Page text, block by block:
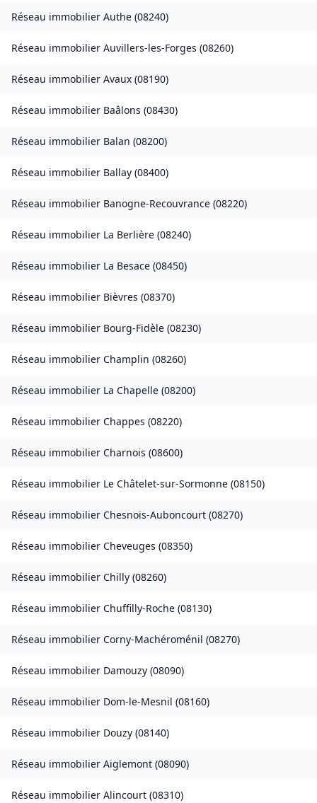
Réseau immobilier Authe (08240)
Réseau immobilier Auvillers-les-Forges (08260)
Réseau immobilier Avaux (08190)
Réseau immobilier Baâlons (08430)
Réseau immobilier Balan (08200)
Réseau immobilier Ballay (08400)
Réseau immobilier Banogne-Recouvrance (08220)
Réseau immobilier La Berlière (08240)
Réseau immobilier La Besace (08450)
Réseau immobilier Bièvres (08370)
Réseau immobilier Bourg-Fidèle (08230)
Réseau immobilier Champlin (08260)
Réseau immobilier La Chapelle (08200)
Réseau immobilier Chappes (08220)
Réseau immobilier Charnois (08600)
Réseau immobilier Le Châtelet-sur-Sormonne (08150)
Réseau immobilier Chesnois-Auboncourt (08270)
Réseau immobilier Cheveuges (08350)
Réseau immobilier Chilly (08260)
Réseau immobilier Chuffilly-Roche (08130)
Réseau immobilier Corny-Machéroménil (08270)
Réseau immobilier Damouzy (08090)
Réseau immobilier Dom-le-Mesnil (08160)
Réseau immobilier Douzy (08140)
Réseau immobilier Aiglemont (08090)
Réseau immobilier Alincourt (08310)